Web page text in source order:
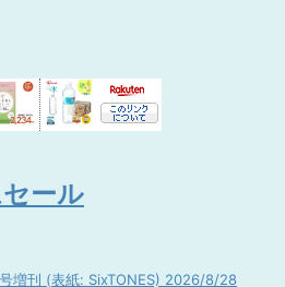
ール
増刊 (表紙: SixTONES) 2026/8/28